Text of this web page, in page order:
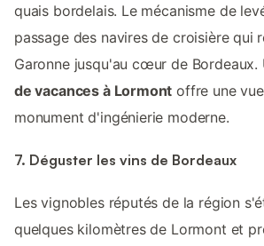
quais bordelais. Le mécanisme de
passage des navires de croisière qui
Garonne jusqu'au cœur de
de vacances à Lormont offre une
monument d'ingénierie moderne.
7. Déguster les vins de Bordeaux
Les vignobles réputés de la région
quelques kilomètres de Lormont et